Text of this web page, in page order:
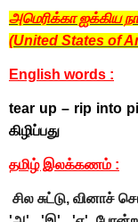
அமெரிக்கா ஐக்கிய
(United States of
English words :
tear up – rip into
கிழிப்பது
தமிழ் இலக்கணம் :
சில சுட்டு, வினாச்